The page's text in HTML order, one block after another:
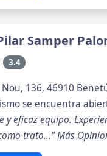
Samper
3.4
Nou, 136, 46910
se encuentra
y eficaz equipo.
trato..."Más